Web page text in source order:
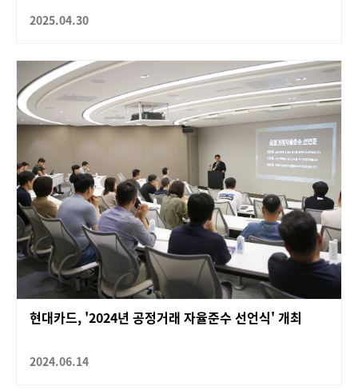
2025.04.30
현대카드, '2024년 공정거래 자율준수 선언식' 개최
2024.06.14